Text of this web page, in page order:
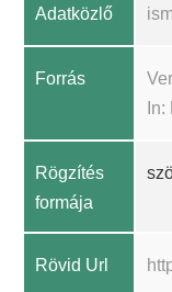
Adatközlő
Forrás
Rögzítés
formája
Rövid Url